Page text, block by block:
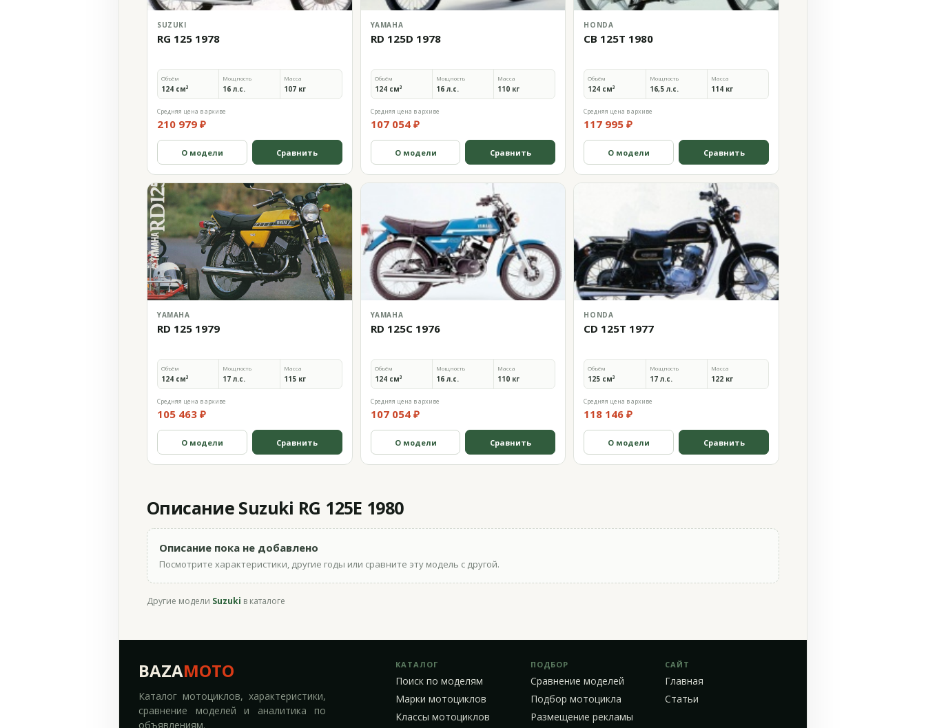
SUZUKI
RG 125 1978
Объём
124 см³
Мощность
16 л.с.
Масса
107 кг
Средняя цена в архиве
210 979 ₽
О модели Сравнить
YAMAHA
RD 125D 1978
Объём
124 см³
Мощность
16 л.с.
Масса
110 кг
Средняя цена в архиве
107 054 ₽
О модели Сравнить
HONDA
CB 125T 1980
Объём
124 см³
Мощность
16,5 л.с.
Масса
114 кг
Средняя цена в архиве
117 995 ₽
О модели Сравнить
YAMAHA
RD 125 1979
Объём
124 см³
Мощность
17 л.с.
Масса
115 кг
Средняя цена в архиве
105 463 ₽
О модели Сравнить
YAMAHA
RD 125C 1976
Объём
124 см³
Мощность
16 л.с.
Масса
110 кг
Средняя цена в архиве
107 054 ₽
О модели Сравнить
HONDA
CD 125T 1977
Объём
125 см³
Мощность
17 л.с.
Масса
122 кг
Средняя цена в архиве
118 146 ₽
О модели Сравнить
Описание Suzuki RG 125E 1980
Описание пока не добавлено
Посмотрите характеристики, другие годы или сравните эту модель с другой.
Другие модели Suzuki в каталоге
BAZAMOTO
Каталог мотоциклов, характеристики,
сравнение моделей и аналитика по
объявлениям.
КАТАЛОГ
Поиск по моделям
Марки мотоциклов
Классы мотоциклов
ПОДБОР
Сравнение моделей
Подбор мотоцикла
Размещение рекламы
САЙТ
Главная
Статьи